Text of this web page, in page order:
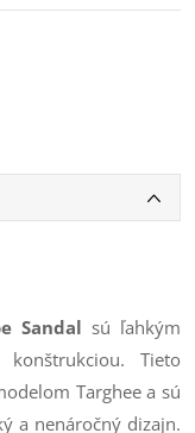
Sandal sú ľahkým
Tieto
Targhee a sú
a nenáročný dizajn.